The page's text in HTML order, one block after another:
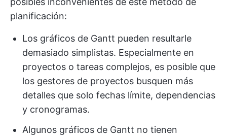
planificación:
Los gráficos de Gantt pueden resultarle
demasiado simplistas. Especialmente en
proyectos o tareas complejos, es posible que
los gestores de proyectos busquen más
detalles que solo fechas límite, dependencias
y cronogramas.
Algunos gráficos de Gantt no tienen